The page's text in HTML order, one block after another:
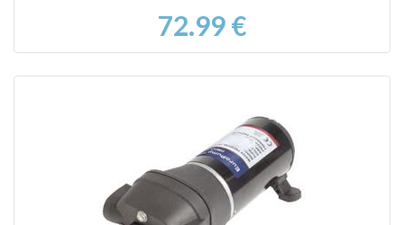
72.99 €
VEDI